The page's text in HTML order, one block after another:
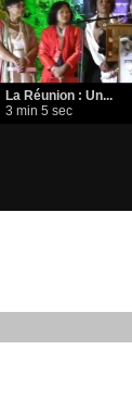
La Réunion : Un...
3 min 5 sec